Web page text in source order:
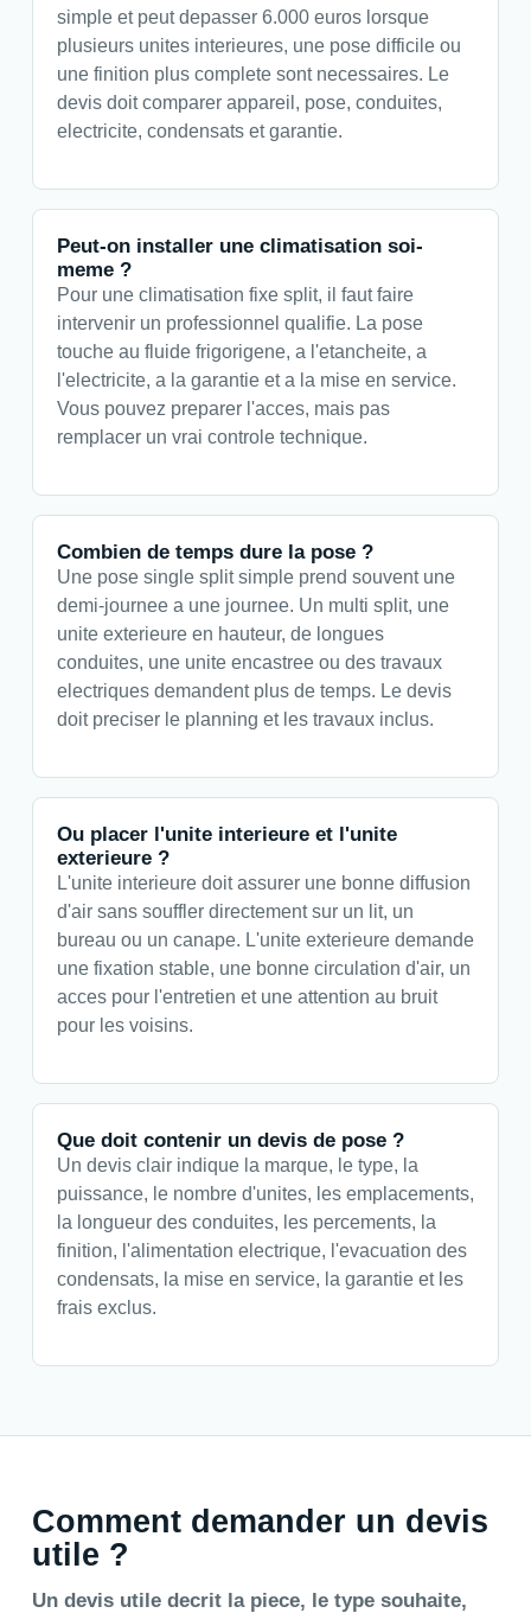
simple et peut depasser 6.000 euros lorsque
plusieurs unites interieures, une pose difficile ou
une finition plus complete sont necessaires. Le
devis doit comparer appareil, pose, conduites,
electricite, condensats et garantie.
Peut-on installer une climatisation soi-
meme ?
Pour une climatisation fixe split, il faut faire
intervenir un professionnel qualifie. La pose
touche au fluide frigorigene, a l'etancheite, a
l'electricite, a la garantie et a la mise en service.
Vous pouvez preparer l'acces, mais pas
remplacer un vrai controle technique.
Combien de temps dure la pose ?
Une pose single split simple prend souvent une
demi-journee a une journee. Un multi split, une
unite exterieure en hauteur, de longues
conduites, une unite encastree ou des travaux
electriques demandent plus de temps. Le devis
doit preciser le planning et les travaux inclus.
Ou placer l'unite interieure et l'unite
exterieure ?
L'unite interieure doit assurer une bonne diffusion
d'air sans souffler directement sur un lit, un
bureau ou un canape. L'unite exterieure demande
une fixation stable, une bonne circulation d'air, un
acces pour l'entretien et une attention au bruit
pour les voisins.
Que doit contenir un devis de pose ?
Un devis clair indique la marque, le type, la
puissance, le nombre d'unites, les emplacements,
la longueur des conduites, les percements, la
finition, l'alimentation electrique, l'evacuation des
condensats, la mise en service, la garantie et les
frais exclus.
Comment demander un devis
utile ?
Un devis utile decrit la piece, le type souhaite,